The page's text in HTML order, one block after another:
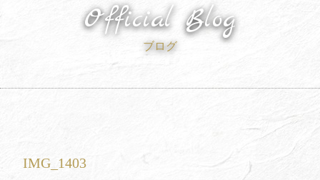
会社概要
Official Blog
ブログ
IMG_1403